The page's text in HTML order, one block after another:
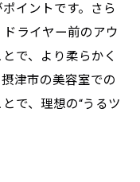
イントです。さら
ライヤー前のアウ
で、より柔らかく
津市の美容室での
で、理想の“うるツ